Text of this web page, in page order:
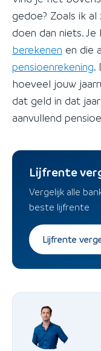
gedoe? Zoals ik
doen dan niets.
berekenen en die
pensioenrekening.
hoeveel jouw
dat geld in dat
aanvullend
Lijfrente
Vergelijk alle
beste lijfrente
Lijfrente